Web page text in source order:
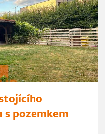
s pozemkem